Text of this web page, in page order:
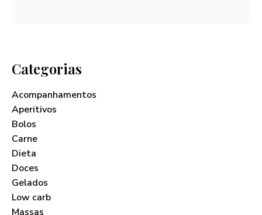
Categorias
Acompanhamentos
Aperitivos
Bolos
Carne
Dieta
Doces
Gelados
Low carb
Massas